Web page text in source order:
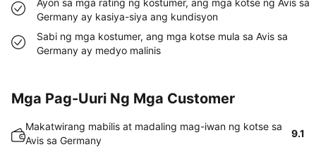
Ayon sa mga rating ng kostumer, ang mga kotse ng Avis sa
Germany ay kasiya-siya ang kundisyon
Sabi ng mga kostumer, ang mga kotse mula sa Avis sa
Germany ay medyo malinis
Mga Pag-Uuri Ng Mga Customer
Makatwirang mabilis at madaling mag-iwan ng kotse sa
Avis sa Germany
9.1